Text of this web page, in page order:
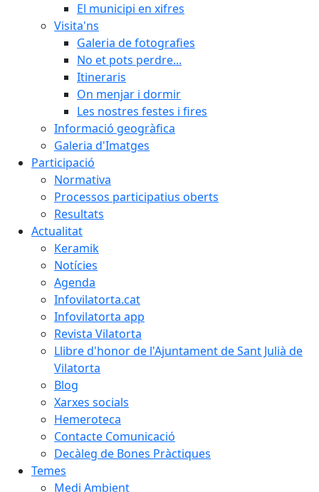
El municipi en xifres
Visita'ns
Galeria de fotografies
No et pots perdre...
Itineraris
On menjar i dormir
Les nostres festes i fires
Informació geogràfica
Galeria d'Imatges
Participació
Normativa
Processos participatius oberts
Resultats
Actualitat
Keramik
Notícies
Agenda
Infovilatorta.cat
Infovilatorta app
Revista Vilatorta
Llibre d'honor de l'Ajuntament de Sant Julià de
Vilatorta
Blog
Xarxes socials
Hemeroteca
Contacte Comunicació
Decàleg de Bones Pràctiques
Temes
Medi Ambient